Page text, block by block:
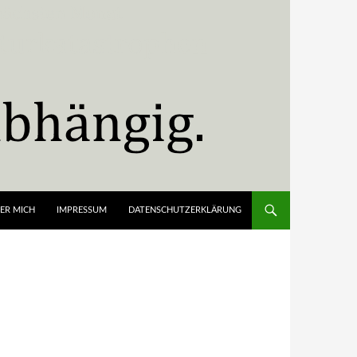
MICH IMPRESSUM DATENSCHUTZERKLÄRUNG